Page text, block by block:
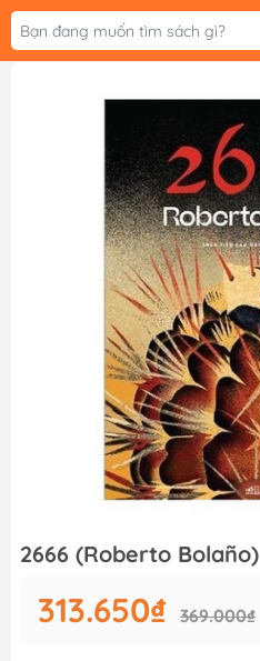
2666 (Roberto Bolaño)
313.650₫ 369.000₫